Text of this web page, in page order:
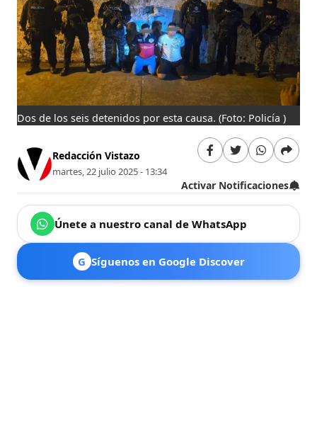
Dos de los seis detenidos por esta causa.(Foto: Policía )
Redacción Vistazo
martes, 22 julio 2025 - 13:34
Activar Notificaciones
Únete a nuestro canal de WhatsApp
G Síguenos en Google Discover